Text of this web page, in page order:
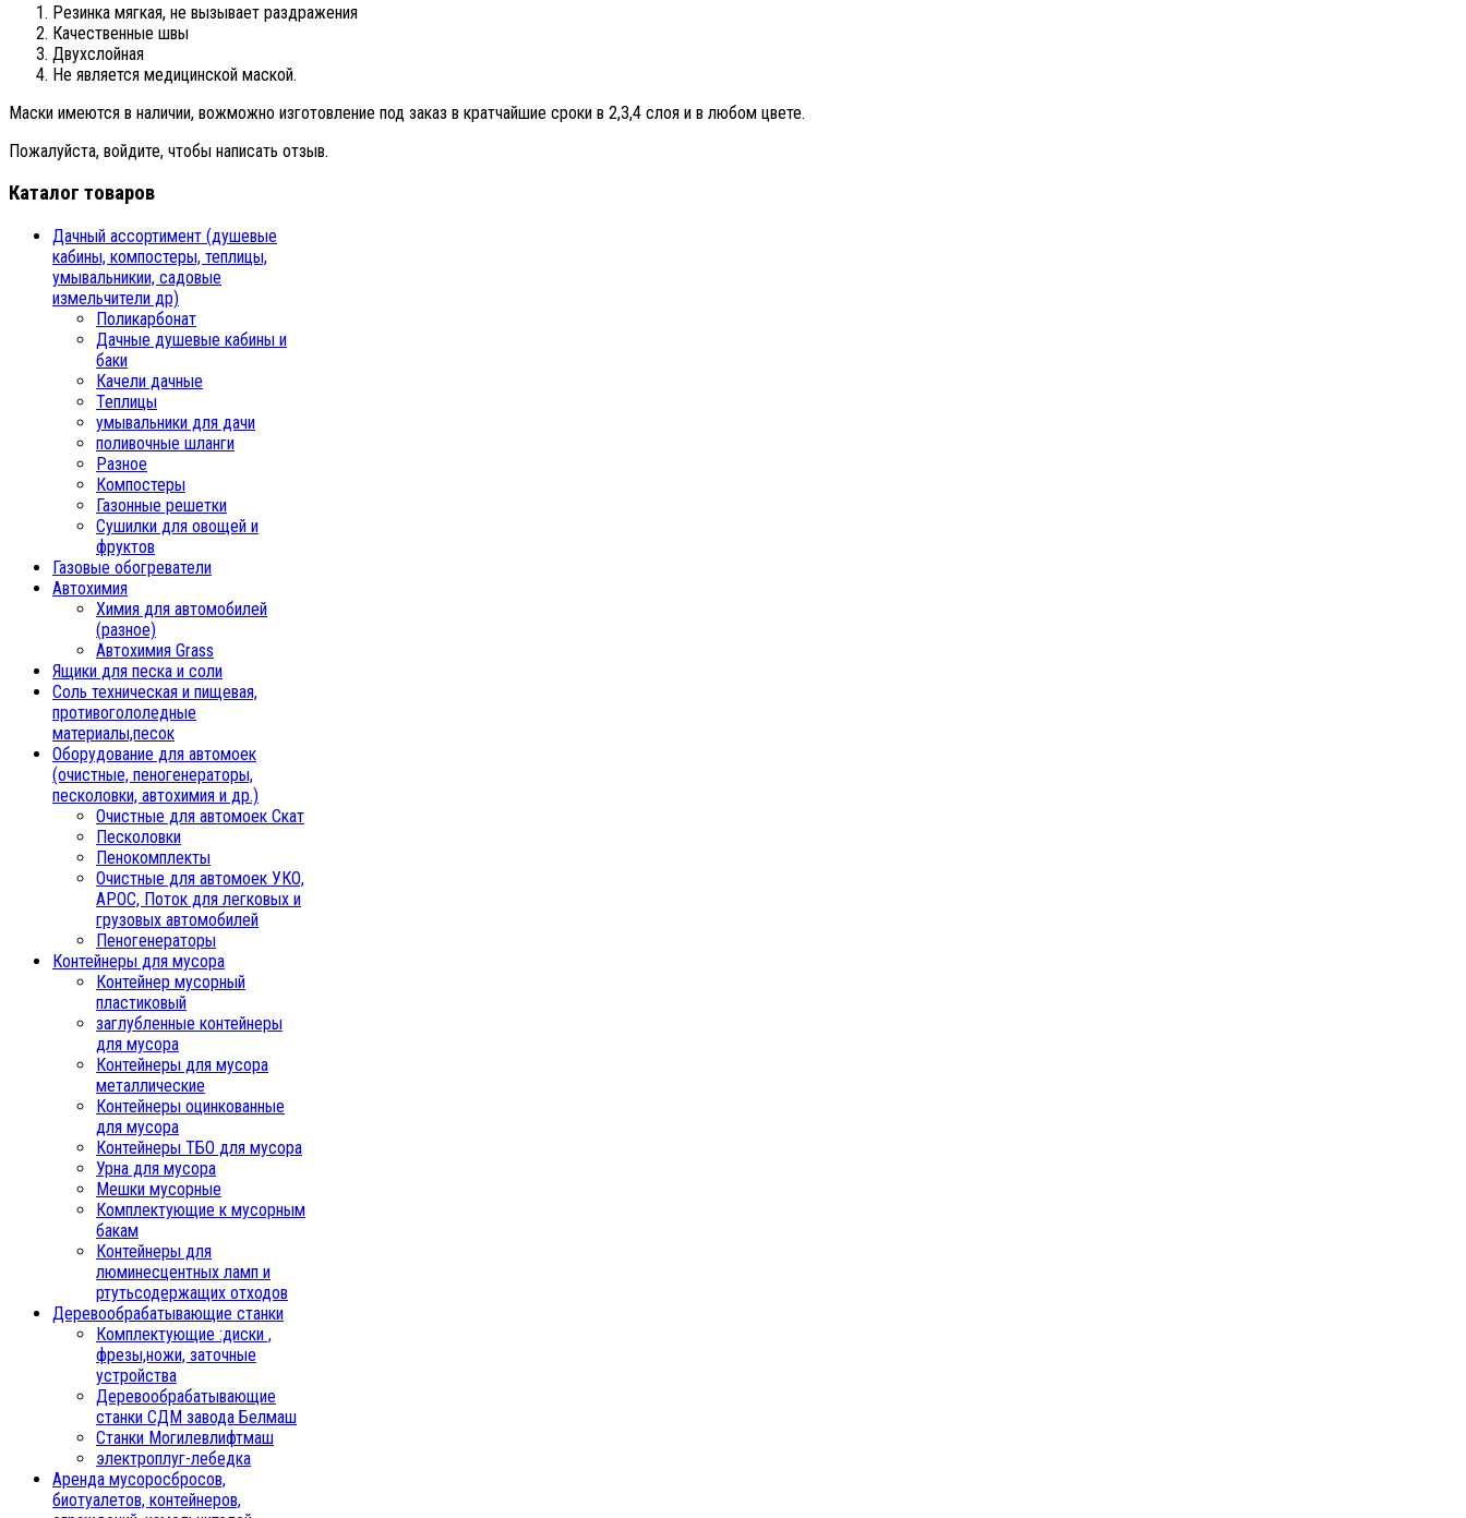
Резинка мягкая, не вызывает раздражения
Качественные швы
Двухслойная
Не является медицинской маской.
Маски имеются в наличии, вожможно изготовление под заказ в кратчайшие сроки в 2,3,4 слоя и в любом цвете.
Пожалуйста, войдите, чтобы написать отзыв.
Каталог товаров
Дачный ассортимент (душевые
кабины, компостеры, теплицы,
умывальникии, садовые
измельчители др)
Поликарбонат
Дачные душевые кабины и
баки
Качели дачные
Теплицы
умывальники для дачи
поливочные шланги
Разное
Компостеры
Газонные решетки
Сушилки для овощей и
фруктов
Газовые обогреватели
Автохимия
Химия для автомобилей
(разное)
Автохимия Grass
Ящики для песка и соли
Соль техническая и пищевая,
противогололедные
материалы,песок
Oборудование для автомоек
(очистные, пеногенераторы,
песколовки, автохимия и др.)
Очистные для автомоек Скат
Песколовки
Пенокомплекты
Очистные для автомоек УКО,
АРОС, Поток для легковых и
грузовых автомобилей
Пеногенераторы
Контейнеры для мусора
Контейнер мусорный
пластиковый
заглубленные контейнеры
для мусора
Контейнеры для мусора
металлические
Контейнеры оцинкованные
для мусора
Контейнеры ТБО для мусора
Урна для мусора
Мешки мусорные
Комплектующие к мусорным
бакам
Контейнеры для
люминесцентных ламп и
ртутьсодержащих отходов
Деревообрабатывающие станки
Комплектующие :диски ,
фрезы,ножи, заточные
устройства
Деревообрабатывающие
станки СДМ завода Белмаш
Станки Могилевлифтмаш
электроплуг-лебедка
Аренда мусоросбросов,
биотуалетов, контейнеров,